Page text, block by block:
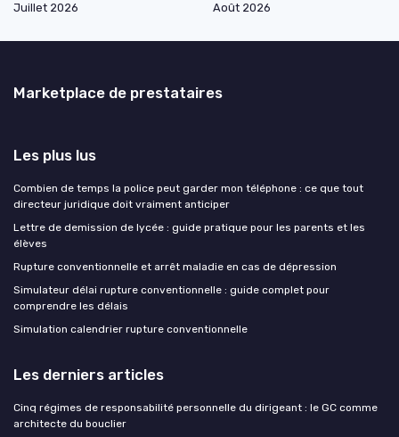
Juillet 2026
Août 2026
Marketplace de prestataires
Les plus lus
Combien de temps la police peut garder mon téléphone : ce que tout
directeur juridique doit vraiment anticiper
Lettre de demission de lycée : guide pratique pour les parents et les
élèves
Rupture conventionnelle et arrêt maladie en cas de dépression
Simulateur délai rupture conventionnelle : guide complet pour
comprendre les délais
Simulation calendrier rupture conventionnelle
Les derniers articles
Cinq régimes de responsabilité personnelle du dirigeant : le GC comme
architecte du bouclier